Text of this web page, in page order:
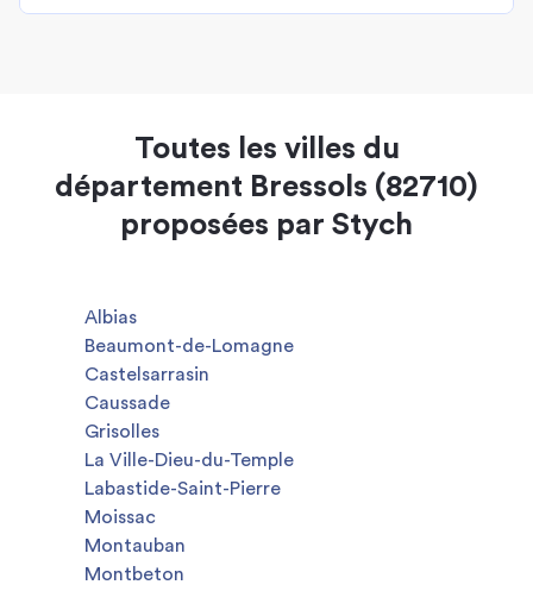
Toutes les villes du
département Bressols (82710)
proposées par Stych
Albias
Beaumont-de-Lomagne
Castelsarrasin
Caussade
Grisolles
La Ville-Dieu-du-Temple
Labastide-Saint-Pierre
Moissac
Montauban
Montbeton